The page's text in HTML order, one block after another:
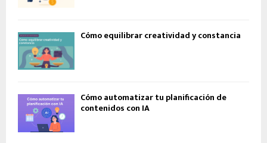
Cómo equilibrar creatividad y constancia
Cómo automatizar tu planificación de
contenidos con IA